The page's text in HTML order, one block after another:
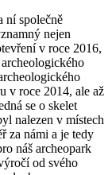
ní společně
nejen
v roce 2016,
v roce 2014, ale až
se o skelet
nalezen v místech
za námi a je tedy
náš archeopark
od svého